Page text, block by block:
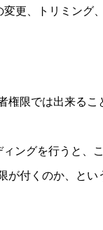
更、トリミング
権限では出来るこ
ングを行うと、
が付くのか、と